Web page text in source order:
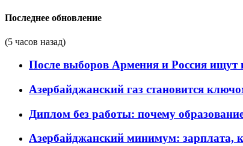
Последнее обновление
(5 часов назад)
После выборов Армения и Россия ищут
Азербайджанский газ становится
Диплом без работы: почему
Азербайджанский минимум: зарплата,